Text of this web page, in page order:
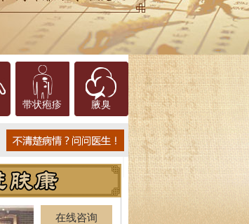
带状疱疹 腋臭
在线咨询